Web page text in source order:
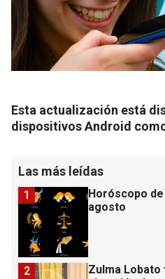
Esta actualización está
dispositivos Android
Las más leídas
Horóscopo
agosto
1
Zulma
2